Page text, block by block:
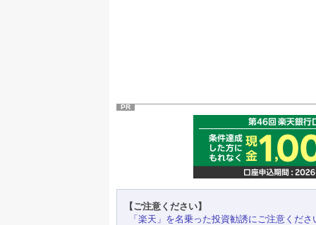
PR
【ご注意ください】
「楽天」を名乗った投資勧誘にご注意くださ